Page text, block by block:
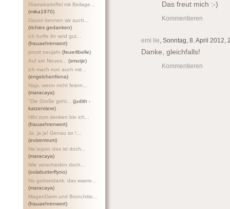
Dramakartoffel mit Beilage...
(mika1970)
Davon kennen wir auch...
(richies gedanken)
ich hoffe ihr seid gut...
(frauaehrenwort)
prosit neujahr (feuerlibelle)
Auf ein Neues...
(smutje)
ich mach nun auch mit...
(engelchenfiona)
Naja, wenn nicht feiern...
(maracaya)
"Die Große geht...
(judith -
katzentiere)
Hihi zum denken bin ich...
(frauaehrenwort)
Ja, ja ja! Genau so !...
(evizentrum)
Na super, das ist doch...
(maracaya)
Wie verschieden doch...
(oolabutterflyoo)
Na gottseidank, das waere...
(maracaya)
MagenDarm und Bronchitis...
(frauaehrenwort)
Das freut mich :-)
Kommentieren
emi lie, Sonntag, 8. April 2012,
Danke, gleichfalls!
Kommentieren